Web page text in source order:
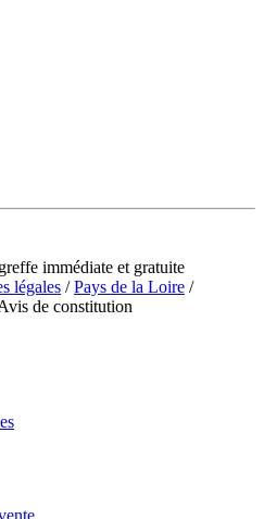
immédiate et gratuite
légales /Pays de la Loire /
de constitution